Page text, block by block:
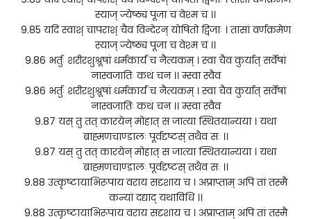
स्याज् ज्येष्ठ्यं पूजा च वेश्म च ।।
9.85 यदि स्वाश् चापराश् चैव विन्देरन् योषितो द्विजाः । तासां वर्णक्रमेण
स्याज् ज्येष्ठ्यं पूजा च वेश्म च ।।
9.86 भर्तुः शरीरशुश्रूषां धर्मकार्यं च नैत्यकम् । स्वा चैव कुर्यात् सर्वेषां
नास्वजातिः कथं चन ।। म्स्वा स्वैव
9.86 भर्तुः शरीरशुश्रूषां धर्मकार्यं च नैत्यकम् । स्वा चैव कुर्यात् सर्वेषां
नास्वजातिः कथं चन ।। म्स्वा स्वैव
9.87 यस् तु तत् कारयेन् मोहात् स जात्या स्थितयान्यया । यथा
ब्राह्मणचाण्डालः पूर्वदृष्टस् तथैव सः ।।
9.87 यस् तु तत् कारयेन् मोहात् स जात्या स्थितयान्यया । यथा
ब्राह्मणचाण्डालः पूर्वदृष्टस् तथैव सः ।।
9.88 उत्कृष्टायाभिरूपाय वराय सदृशाय च । अप्राप्ताम् अपि तां तस्मै
कन्यां दद्याद् यथाविधि ।।
9.88 उत्कृष्टायाभिरूपाय वराय सदृशाय च । अप्राप्ताम् अपि तां तस्मै